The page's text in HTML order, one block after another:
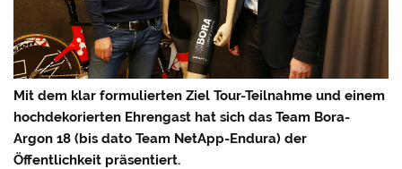
Mit dem klar formulierten Ziel Tour-Teilnahme und einem
hochdekorierten Ehrengast hat sich das Team Bora-
Argon 18 (bis dato Team NetApp-Endura) der
Öffentlichkeit präsentiert.